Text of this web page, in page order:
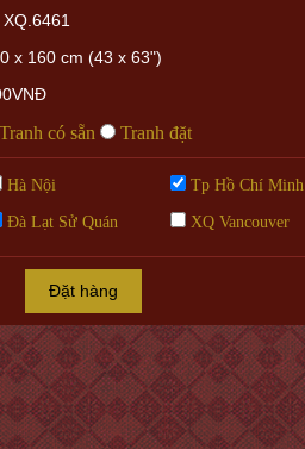
XQ.6461
x 160 cm (43 x 63")
Tranh có sẵn Tranh đặt
Hà Nội Tp Hồ Chí Minh
Đà Lạt Sử Quán XQ Vancouver
Đặt hàng